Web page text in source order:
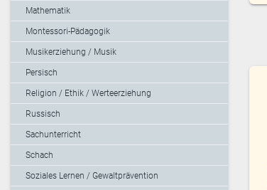
Mathematik
Montessori-Pädagogik
Musikerziehung / Musik
Persisch
Religion / Ethik / Werteerziehung
Russisch
Sachunterricht
Schach
Soziales Lernen / Gewaltprävention